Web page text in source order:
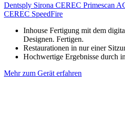
Dentsply Sirona CEREC Primescan
CEREC SpeedFire
Inhouse Fertigung mit dem
Designen. Fertigen.
Restaurationen in nur einer
Hochwertige Ergebnisse durch
Mehr zum Gerät erfahren